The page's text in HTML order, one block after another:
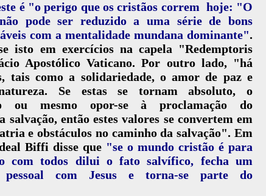
é "o perigo que os cristãos correm hoje: "O
pode ser reduzido a uma série de bons
com a mentalidade mundana dominante".
isto em exercícios na capela "Redemptoris
Apostólico Vaticano. Por outro lado, "há
tais como a solidariedade, o amor de paz e
Se estas se tornam absoluto, o
ou mesmo opor-se à proclamação do
salvação, então estes valores se convertem em
e obstáculos no caminho da salvação". Em
Biffi disse que "se o mundo cristão é para
com todos dilui o fato salvífico, fecha um
pessoal com Jesus e torna-se parte do